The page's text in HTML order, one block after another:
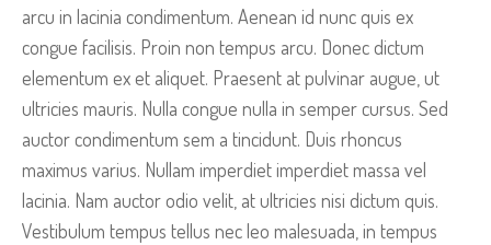
arcu in lacinia condimentum. Aenean id nunc quis ex
congue facilisis. Proin non tempus arcu. Donec dictum
elementum ex et aliquet. Praesent at pulvinar augue, ut
ultricies mauris. Nulla congue nulla in semper cursus. Sed
auctor condimentum sem a tincidunt. Duis rhoncus
maximus varius. Nullam imperdiet imperdiet massa vel
lacinia. Nam auctor odio velit, at ultricies nisi dictum quis.
Vestibulum tempus tellus nec leo malesuada, in tempus